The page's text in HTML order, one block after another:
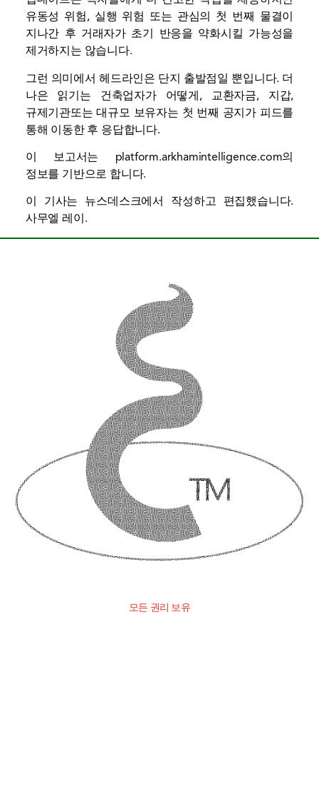
유동성 위험, 실행 위험 또는 관심의 첫 번째 물결이
지나간 후 ​​거래자가 초기 반응을 약화시킬 가능성을
제거하지는 않습니다.
그런 의미에서 헤드라인은 단지 출발점일 뿐입니다. 더
나은 읽기는 건축업자가 어떻게, 교환자금, 지갑,
규제기관또는 대규모 보유자는 첫 번째 공지가 피드를
통해 이동한 후 응답합니다.
이 보고서는 platform.arkhamintelligence.com의
정보를 기반으로 합니다.
이 기사는 뉴스데스크에서 작성하고 편집했습니다.
사무엘 레이 .
모든 권리 보유